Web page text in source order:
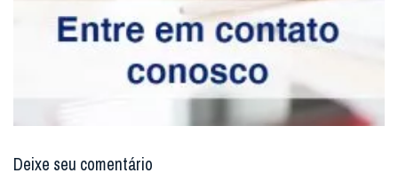
Deixe seu comentário